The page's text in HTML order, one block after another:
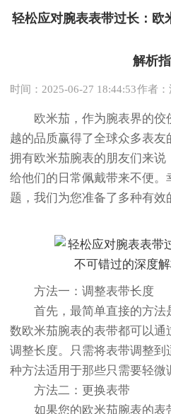
轻松应对腕表表带过长：欧
解析
时间：2025-06-27 18:44:53作者
欧米茄，作为腕表界的佼
越的品质赢得了全球众多表
拥有欧米茄腕表的朋友们来说
给他们的日常佩戴带来不便。
题，我们为您准备了多种有效
方法一：调整表带长度
首先，最简单直接的方法
数欧米茄腕表的表带都可以
调整长度。只需将表带调整
种方法适用于那些只需要轻微
方法二：更换表带
如果您的欧米茄腕表的表